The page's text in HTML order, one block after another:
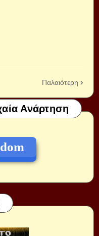
Παλαιότερη
Ανάρτηση